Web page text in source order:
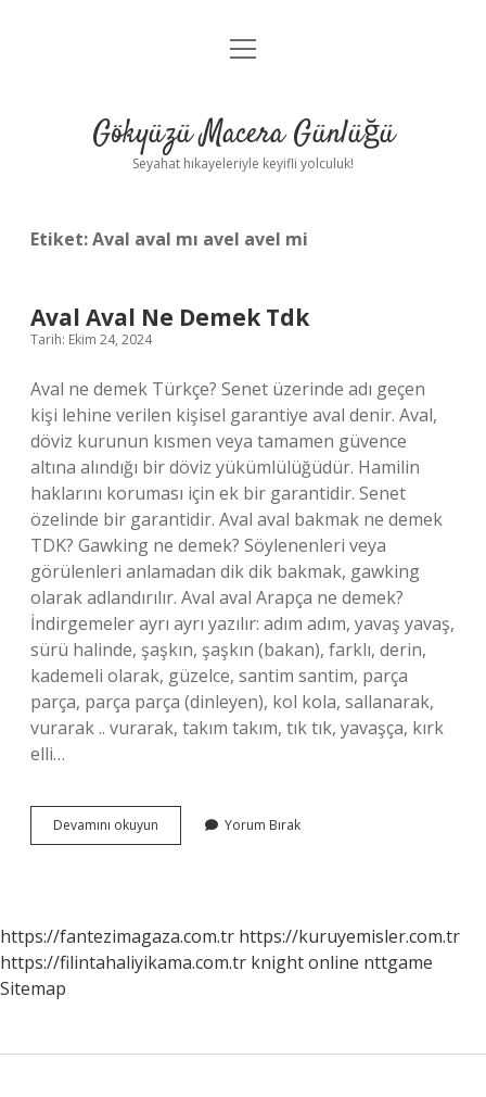
Anasayfa
Yasal Uyarı
menüyü
Gökyüzü Macera Günlüğü
Seyahat hikayeleriyle keyifli yolculuk!
Etiket:Aval aval mı avel avel mi
Aval Aval Ne Demek Tdk
Tarih: Ekim 24, 2024
Aval ne demek Türkçe? Senet üzerinde adı geçen
kişi lehine verilen kişisel garantiye aval denir. Aval,
döviz kurunun kısmen veya tamamen güvence
altına alındığı bir döviz yükümlülüğüdür. Hamilin
haklarını koruması için ek bir garantidir. Senet
özelinde bir garantidir. Aval aval bakmak ne demek
TDK? Gawking ne demek? Söylenenleri veya
görülenleri anlamadan dik dik bakmak, gawking
olarak adlandırılır. Aval aval Arapça ne demek?
İndirgemeler ayrı ayrı yazılır: adım adım, yavaş yavaş,
sürü halinde, şaşkın, şaşkın (bakan), farklı, derin,
kademeli olarak, güzelce, santim santim, parça
parça, parça parça (dinleyen), kol kola, sallanarak,
vurarak .. vurarak, takım takım, tık tık, yavaşça, kırk
elli…
Devamını okuyun
Aval
Yorum Bırak
https://fantezimagaza.com.tr https://kuruyemisler.com.tr
https://filintahaliyikama.com.tr knight online nttgame
Sitemap